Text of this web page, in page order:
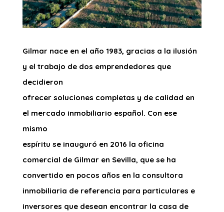
Gilmar nace en el año 1983, gracias a la ilusión
y el trabajo de dos emprendedores que
decidieron
ofrecer soluciones completas y de calidad en
el mercado inmobiliario español. Con ese
mismo
espíritu se inauguró en 2016 la oficina
comercial de Gilmar en Sevilla, que se ha
convertido en pocos años en la consultora
inmobiliaria de referencia para particulares e
inversores que desean encontrar la casa de